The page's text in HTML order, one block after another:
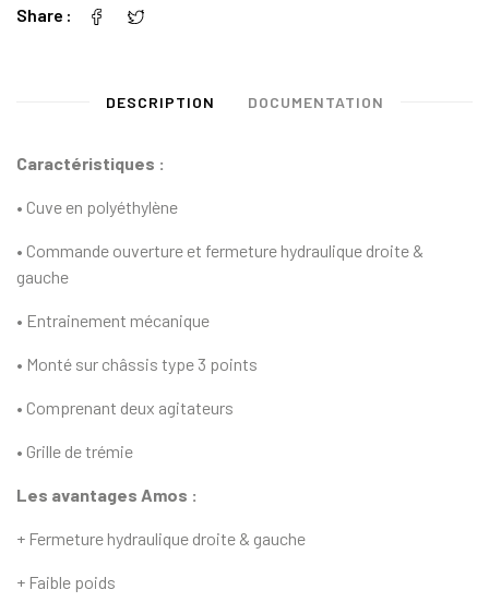
Share
DESCRIPTION DOCUMENTATION
Caractéristiques :
• Cuve en polyéthylène
• Commande ouverture et fermeture hydraulique droite &
gauche
• Entrainement mécanique
• Monté sur châssis type 3 points
• Comprenant deux agitateurs
• Grille de trémie
Les avantages Amos :
+ Fermeture hydraulique droite & gauche
+ Faible poids